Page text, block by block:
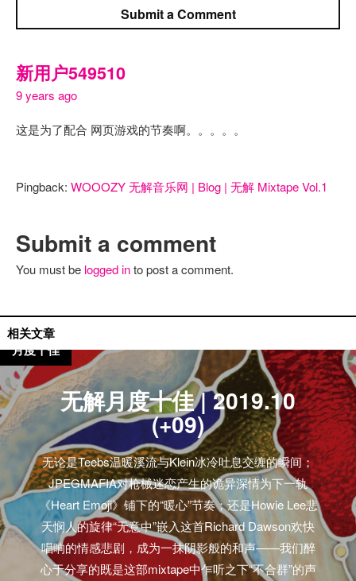
Submit a Comment
新用户549510
9 years ago
这是为了配合 网页游戏的节奏啊。。。。。
Pingback: WOOOZY 无解音乐网 | Blog | 无解 Mixtape Vol.1
Submit a comment
You must be logged into post a comment.
相关文章
无解月度十佳 | 2019.10
(+09)
无论是Teebs温暖溪流与Klein冰冷吐息交缠的瞬间；
JPEGMAFIA对枪械迷恋产生的诡异深情为下一轨
《Heart Emoji》铺下的“暖心”节奏；还是Howie Lee悲
天悯人的旋律“无意中”嵌入这首Richard Dawson欢快
唱响的情感悲剧，成为一抹阴影般的和声——我们醉
心于分享的既是这部mixtape中乍听之下“不合群”的声
mixtape
月度十佳